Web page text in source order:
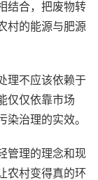
结合，把废物转
村的能源与肥源
理不应该依赖于
仅仅依靠市场
治理的实效。
管理的理念和现
农村变得真的环